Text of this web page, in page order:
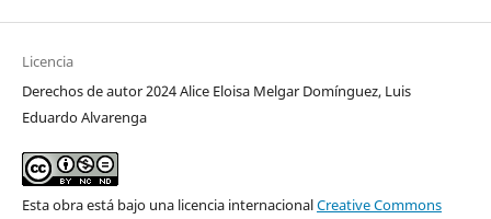
Licencia
Derechos de autor 2024 Alice Eloisa Melgar Domínguez, Luis
Eduardo Alvarenga
Esta obra está bajo una licencia internacionalCreative Commons